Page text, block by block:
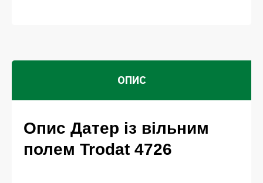
ОПИС
Опис Датер із вільним
полем Trodat 4726